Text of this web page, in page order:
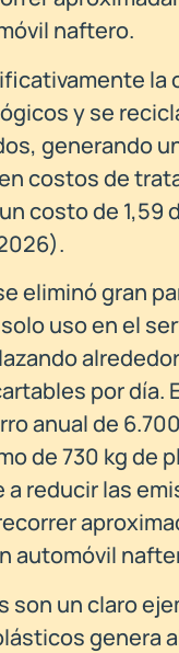
naftero.
la
y se
generando
costos de
costo de 1,59
eliminó gran
uso en el
por día.
anual de
de 730 kg de
a reducir las
automóvil
son un claro
genera